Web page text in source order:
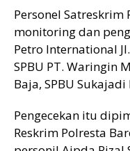
Personel
monitoring dan
Petro International
SPBU PT. Waringin
Baja, SPBU Sukajadi
Pengecekan itu
Reskrim Polresta